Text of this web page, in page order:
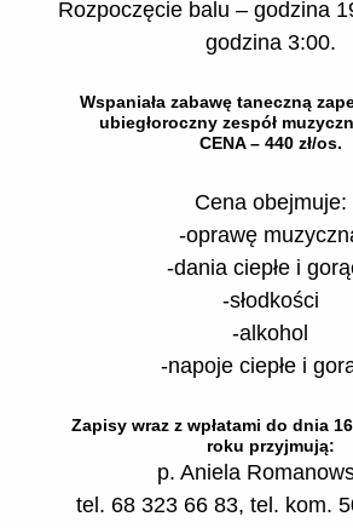
Rozpoczęcie balu – godzina
godzina 3:00.
Wspaniała zabawę taneczną
ubiegłoroczny zespół
CENA – 440 zł/os.
Cena obejmuje:
-oprawę
-dania ciepłe i
-słodkości
-alkohol
-napoje ciepłe i
Zapisy wraz z wpłatami do dnia
roku przyjmują:
p. Aniela
tel. 68 323 66 83, tel. kom.